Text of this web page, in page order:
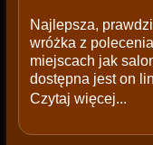
Najlepsza,
wróżka z
miejscach jak
dostępna jest on
Czytaj więcej...